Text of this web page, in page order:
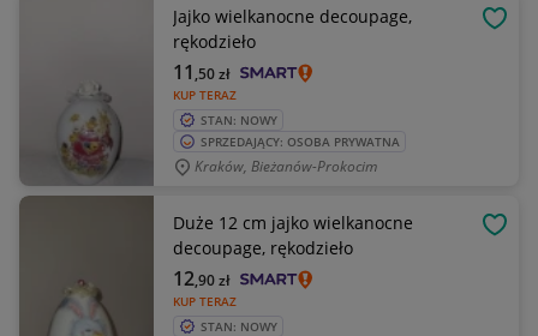
Jajko wielkanocne decoupage,
rękodzieło
KUP TERAZ
11 ,50zł
STAN: NOWY
SPRZEDAJĄCY: OSOBA PRYWATNA
Kraków, Bieżanów-Prokocim
Duże 12 cm jajko wielkanocne
decoupage, rękodzieło
KUP TERAZ
12,90zł
STAN: NOWY